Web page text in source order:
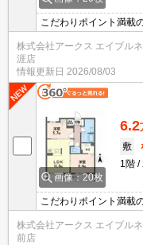
こだわりポイント満載
立一ツ橋中学校がある
クスなど豊富なので、
株式会社アークス エイブル
涯店
情報更新日 2026/08/03
画像：20枚
6.2
敷
1階
こだわりポイント満載
立一ツ橋中学校がある
クスなど豊富なので、
株式会社アークス エイブル
前店